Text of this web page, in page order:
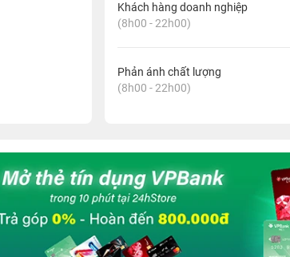
Khách hàng doanh nghiệp
(8h00 - 22h00)
Phản ánh chất lượng
(8h00 - 22h00)